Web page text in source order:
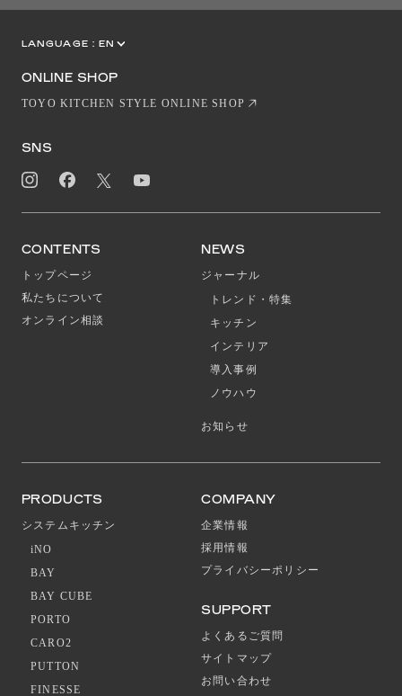
LANGUAGE : EN
ONLINE SHOP
TOYO KITCHEN STYLE ONLINE SHOP
SNS
CONTENTS
トップページ
私たちについて
オンライン相談
NEWS
ジャーナル
トレンド・特集
キッチン
インテリア
導入事例
ノウハウ
お知らせ
PRODUCTS
システムキッチン
iNO
BAY
BAY CUBE
PORTO
CARO2
PUTTON
FINESSE
COMPANY
企業情報
採用情報
プライバシーポリシー
SUPPORT
よくあるご質問
サイトマップ
お問い合わせ